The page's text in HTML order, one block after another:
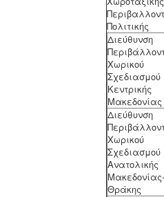
Πολιτικής
Διεύθυνση
Χωρικού
Σχεδιασμού
Κεντρικής
Μακεδονίας
Διεύθυνση
Χωρικού
Σχεδιασμού
Ανατολικής
Μακεδονίας-
Θράκης